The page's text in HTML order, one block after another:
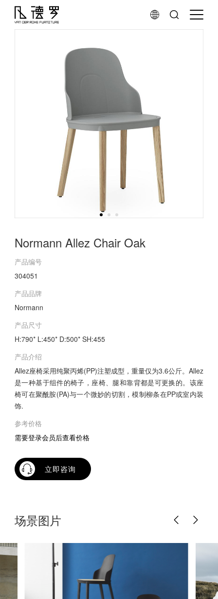
Normann Allez Chair Oak
产品编号
304051
产品品牌
Normann
产品尺寸
H:790* L:450* D:500* SH:455
产品介绍
Allez座椅采用纯聚丙烯(PP)注塑成型，重量仅为3.6公斤。Allez
是一种基于组件的椅子，座椅、腿和靠背都是可更换的。该座
椅可在聚酰胺(PA)与一个微妙的切割，模制柳条在PP或室内装
饰.
参考价格
需要登录会员后查看价格
立即咨询
场景图片